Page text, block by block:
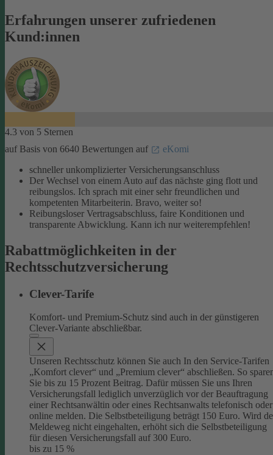
Erfahrungen unserer zufriedenen
Kund:innen
4.3 von 5 Sternen
auf Basis von 6640 Bewertungen auf
eKomi
schneller unkomplizierter Versicherungsanschluss
Der Wechsel von einem Auto auf das nächste ging flott und
reibungslos. Ich sprach mit einer sehr freundlichen und
kompetenten Mitarbeiterin. Bravo, weiter so!
Reibungsloser Vertragsabschluss, faire Konditionen und
transparente Abwicklung. Kann ich nur weiterempfehlen!
Rabattmöglichkeiten in der
Rechtsschutzversicherung
Clever-Tarife
Komfort- und Premium-Schutz sind auch in der günstigeren
Clever-Variante abschließbar.
Unseren Rechtsschutz können Sie auch In den Service-Tarifen
„Komfort clever“ und „Premium clever“ abschließen. So
Sie bis zu 15 Prozent Beitrag. Dafür müssen Sie uns Ihren
Versicherungsfall lediglich unverzüglich vor der Beauftragung
einer Rechtsanwältin oder eines Rechtsanwalts telefonisch oder
online melden. Die Selbstbeteiligung beträgt 150 Euro. Wird
Meldeweg nicht eingehalten, erhöht sich die Selbstbeteiligung
für diesen Versicherungsfall auf 300 Euro.
bis zu 15 %